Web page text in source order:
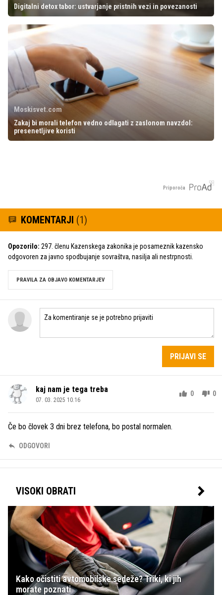
Digitalni detox tabor: ustvarjanje pristnih vezi in povezanosti
Moskisvet.com
Zakaj bi morali telefon vedno odlagati z zaslonom navzdol:
presenetljive koristi
Priporoča
KOMENTARJI (1)
Opozorilo: 297. členu Kazenskega zakonika je posameznik kazensko
odgovoren za javno spodbujanje sovraštva, nasilja ali nestrpnosti.
PRAVILA ZA OBJAVO KOMENTARJEV
PRIJAVI SE
kaj nam je tega treba
07. 03. 2025 10.16
0 0
Če bo človek 3 dni brez telefona, bo postal normalen.
ODGOVORI
VISOKI OBRATI
Kako očistiti avtomobilske sedeže? Triki, ki jih
morate poznati